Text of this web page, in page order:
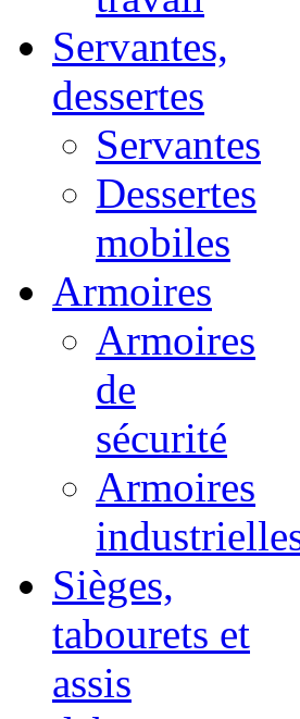
Servantes,
dessertes
Servantes
Dessertes
mobiles
Armoires
Armoires
de
sécurité
Armoires
Sièges,
tabourets et
assis